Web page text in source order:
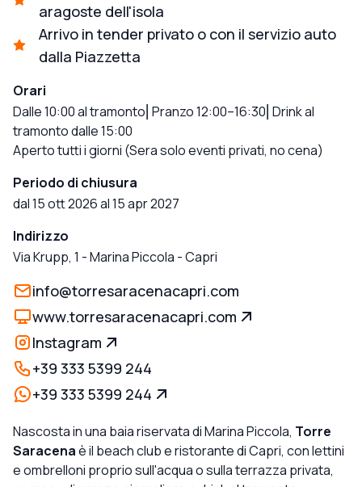
aragoste dell'isola
Arrivo in tender privato o con il servizio auto
dalla Piazzetta
Orari
Dalle 10:00 al tramonto⎜Pranzo 12:00–16:30⎜Drink al
tramonto dalle 15:00
Aperto tutti i giorni (Sera solo eventi privati, no cena)
Periodo di chiusura
dal 15 ott 2026 al 15 apr 2027
Indirizzo
Via Krupp, 1 - Marina Piccola -Capri
info@torresaracenacapri.com
www.torresaracenacapri.com
Instagram
+39 333 5399 244
+39 333 5399 244
Nascosta in una baia riservata di Marina Piccola, Torre
Saracenaè il beach club e ristorante di Capri, con lettini
e ombrelloni proprio sull'acqua o sulla terrazza privata,